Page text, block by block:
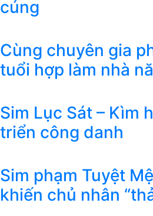
cúng
Cùng chuyên gia
tuổi hợp làm nhà
Sim Lục Sát – Kìm
triển công danh
Sim phạm Tuyệt
khiến chủ nhân